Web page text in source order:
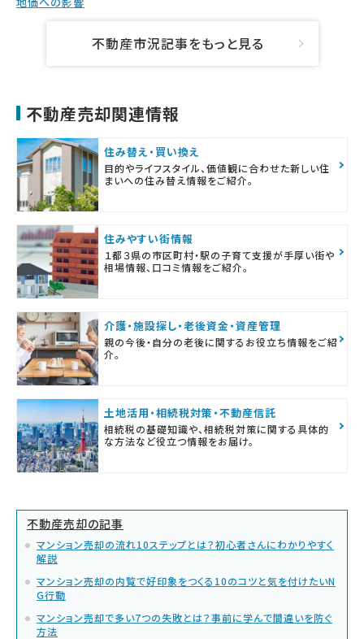
不動産市況記事をもっと見る
不動産売却関連情報
住み替え・買い換え
目的やライフスタイル、価値観に合わせた新しい住
まいへの住み替え情報をご紹介。
住みやすい街情報
１都３県の市区町村・駅の子育て支援が手厚い街や
相場情報、口コミ情報をご紹介。
介護・施設探し・老後資金・資産管理
親の今後・自分の老後に関するお役立ち情報をご紹
介。
土地活用・相続税対策・不動産信託
相続税の基礎知識や、相続税対策に関する具体的
な方法など役立つ情報をお届け。
不動産売却の記事
マンション売却の流れ10ステップとは？初心者さんにわかりやすく
解説
マンション売却の内覧で好印象をつくる10のコツと気を付けたいN
G行動
マンション売却で多い7つの失敗とは？事前に学んで間違いを防ぐ
方法